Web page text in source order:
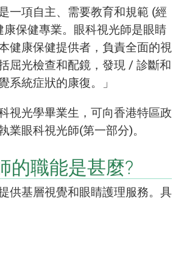
一項自主、需要教育和規範 (經
保健專業。眼科視光師是眼睛
健康保健提供者，負責全面的視
屈光檢查和配鏡，發現 / 診斷和
系統症狀的康復。」
視光學畢業生，可向香港特區政
業眼科視光師(第一部分)。
的職能是甚麼?
供基層視覺和眼睛護理服務。具